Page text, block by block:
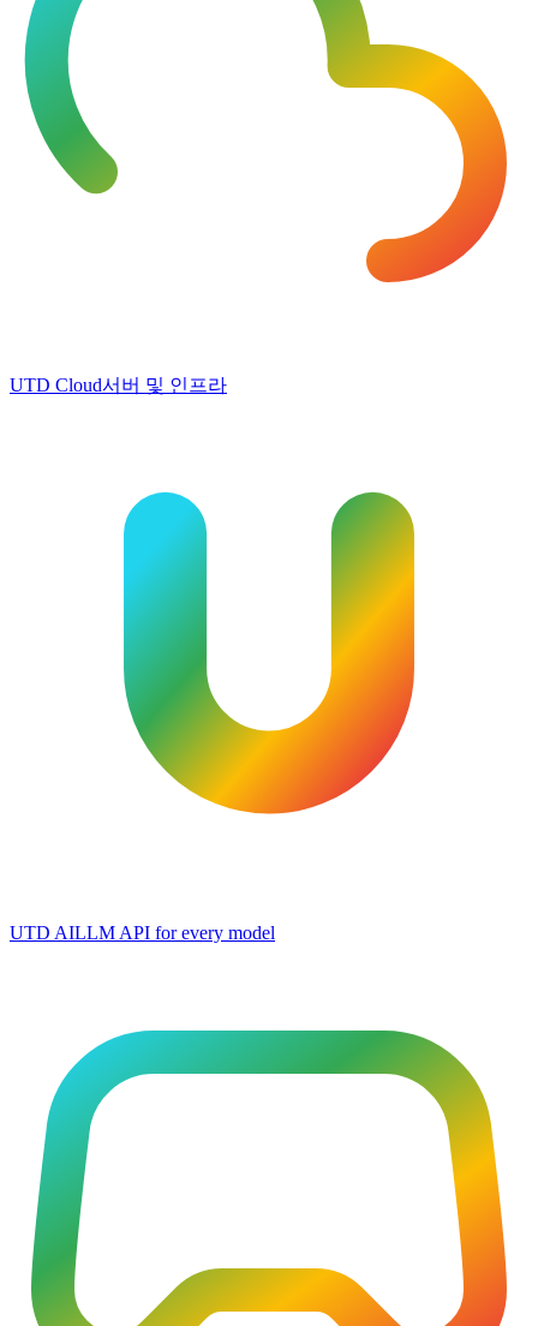
UTD Cloud서버 및 인프라
UTD AILLM API for every model